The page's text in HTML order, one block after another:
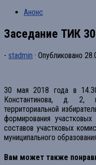
Анонс
Заседание ТИК
- stadmin · Опубликовано
30 мая 2018 года в
Константинова, д. 2,
территориальной
формирования
составов участковых
муниципального
Вам может также